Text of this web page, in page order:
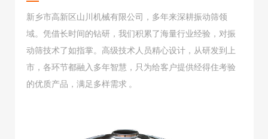
新乡市高新区山川机械有限公司，多年来深耕振动筛领
域。凭借长时间的钻研，我们积累了海量行业经验，对振
动筛技术了如指掌。高级技术人员精心设计，从研发到上
市，各环节都融入多年智慧，只为给客户提供经得住考验
的优质产品，满足多样需求 。